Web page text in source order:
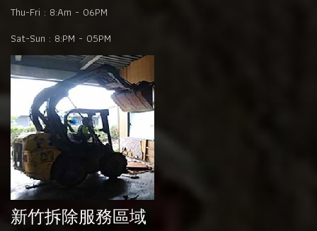
Thu-Fri : 8:Am - 06PM
Sat-Sun : 8:PM - 05PM
新竹拆除服務區域